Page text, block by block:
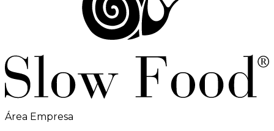
Área Empresa